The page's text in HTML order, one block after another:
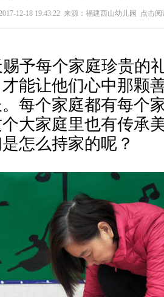
12-18 19:43:22 来源： 福建西山幼儿园 点击阅
予每个家庭珍贵的
能让他们心中那颗
每个家庭都有每个
大家庭里也有传承
怎么持家的呢？